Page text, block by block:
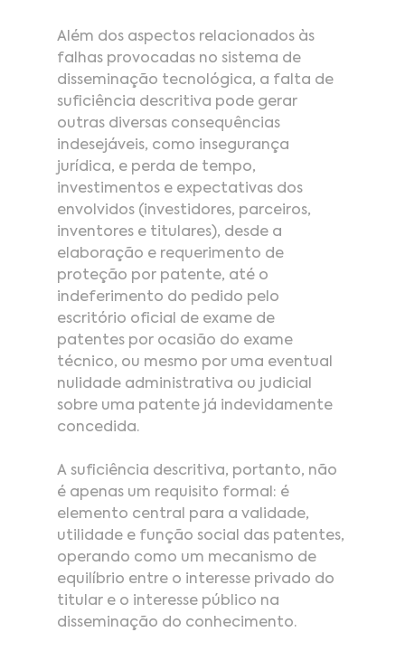
Além dos aspectos relacionados às
falhas provocadas no sistema de
disseminação tecnológica, a falta de
suficiência descritiva pode gerar
outras diversas consequências
indesejáveis, como insegurança
jurídica, e perda de tempo,
investimentos e expectativas dos
envolvidos (investidores, parceiros,
inventores e titulares), desde a
elaboração e requerimento de
proteção por patente, até o
indeferimento do pedido pelo
escritório oficial de exame de
patentes por ocasião do exame
técnico, ou mesmo por uma eventual
nulidade administrativa ou judicial
sobre uma patente já indevidamente
concedida.
A suficiência descritiva, portanto, não
é apenas um requisito formal: é
elemento central para a validade,
utilidade e função social das patentes,
operando como um mecanismo de
equilíbrio entre o interesse privado do
titular e o interesse público na
disseminação do conhecimento.